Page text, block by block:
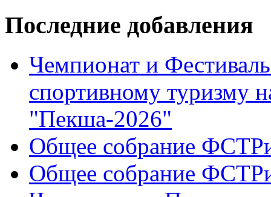
Последние добавления
Чемпионат и
спортивному туризму
"Пекша-2026"
Общее собрание
Общее собрание